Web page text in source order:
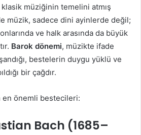
müziğinin temelini atmış
müzik, sadece dini ayinlerde değil;
ve halk arasında da büyük
Barok dönemi, müzikte ifade
bestelerin duygu yüklü ve
bir çağdır.
en önemli bestecileri:
Bach (1685–